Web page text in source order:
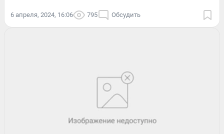
6 апреля, 2024, 16:06 795 Обсудить